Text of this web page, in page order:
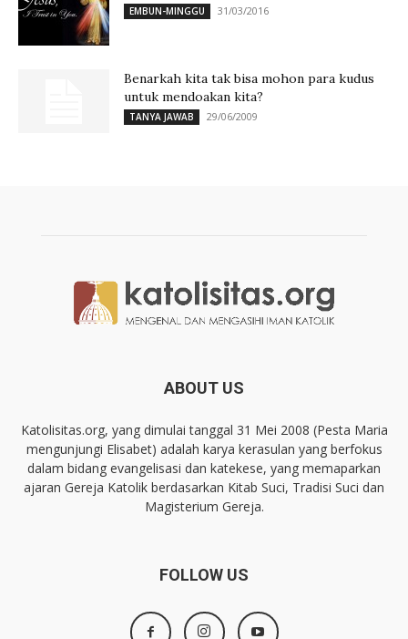
EMBUN-MINGGU 31/03/2016
Benarkah kita tak bisa mohon para kudus
untuk mendoakan kita?
TANYA JAWAB 29/06/2009
ABOUT US
Katolisitas.org, yang dimulai tanggal 31 Mei 2008 (Pesta Maria
mengunjungi Elisabet) adalah karya kerasulan yang berfokus
dalam bidang evangelisasi dan katekese, yang memaparkan
ajaran Gereja Katolik berdasarkan Kitab Suci, Tradisi Suci dan
Magisterium Gereja.
FOLLOW US